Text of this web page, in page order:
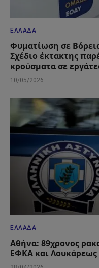
ΕΛΛΆΔΑ
Φυματίωση σε
Σχέδιο έκτακτης
κρούσματα σε
10/05/2026
ΕΛΛΆΔΑ
Αθήνα: 89χρονος
ΕΦΚΑ και Λουκάρεως